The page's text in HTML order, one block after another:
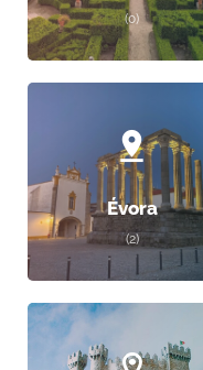
(0)
Évora
(2)